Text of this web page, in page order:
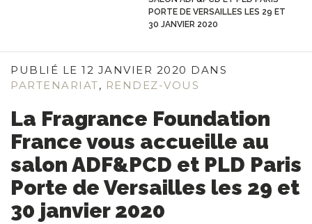
PORTE DE VERSAILLES LES 29 ET
30 JANVIER 2020
PUBLIÉ LE 12 JANVIER 2020 DANS
PARTENARIAT, RENDEZ-VOUS
La Fragrance Foundation
France vous accueille au
salon ADF&PCD et PLD Paris
Porte de Versailles les 29 et
30 janvier 2020